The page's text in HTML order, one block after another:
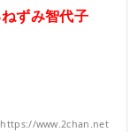
ずみ智代子
https://www.2chan.net